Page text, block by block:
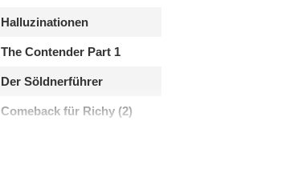
Halluzinationen
The Contender Part 1
Der Söldnerführer
Comeback für Richy (2)